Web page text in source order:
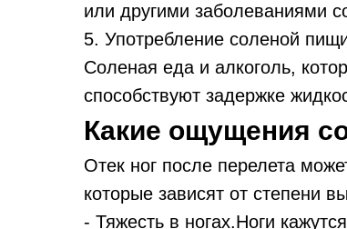
или другими заболеваниями
5. Употребление соленой
Соленая еда и алкоголь,
способствуют задержке
Какие ощущения
Отек ног после перелета
которые зависят от степени
- Тяжесть в ногах.Ноги